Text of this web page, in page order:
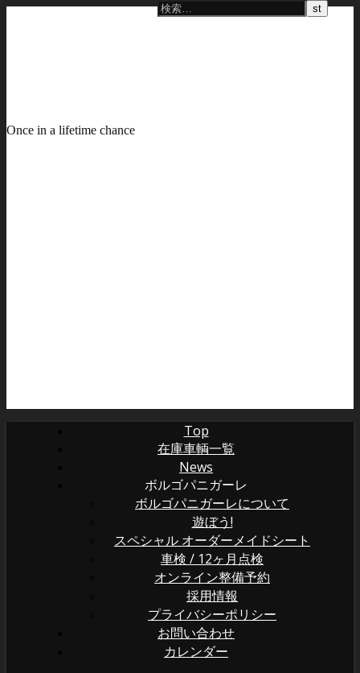
Once in a lifetime chance
Top
在庫車輌一覧
News
ボルゴパニガーレ
ボルゴパニガーレについて
遊ぼう!
スペシャル オーダーメイドシート
車検 / 12ヶ月点検
オンライン整備予約
採用情報
プライバシーポリシー
お問い合わせ
カレンダー